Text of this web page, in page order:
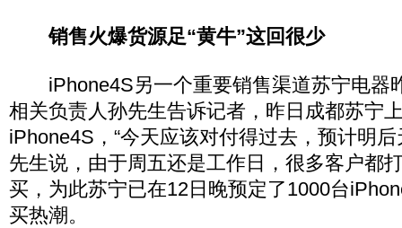
销售火爆货源足“黄牛”这回很少
iPhone4S另一个重要销售渠道苏宁电器
相关负责人孙先生告诉记者，昨日成都苏宁
iPhone4S，“今天应该对付得过去，预计明
先生说，由于周五还是工作日，很多客户都
买，为此苏宁已在12日晚预定了1000台
买热潮。